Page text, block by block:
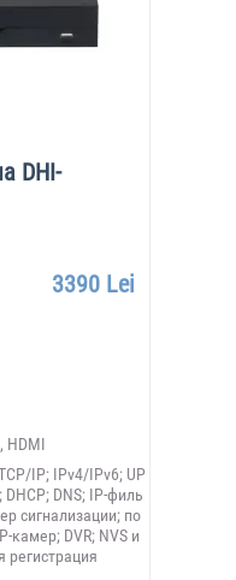
DHI-
3390 Lei
HDMI
IP; IPv4/IPv6; UP
DHCP; DNS; IP-филь
сигнализации; по
камер; DVR; NVS и
регистрация